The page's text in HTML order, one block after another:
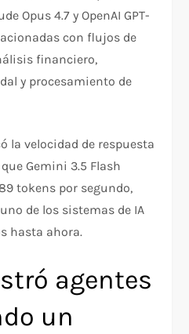
Opus 4.7 y OpenAI GPT-
con flujos de
financiero,
y procesamiento de
la velocidad de respuesta
Gemini 3.5 Flash
tokens por segundo,
de los sistemas de IA
hasta ahora.
agentes
un